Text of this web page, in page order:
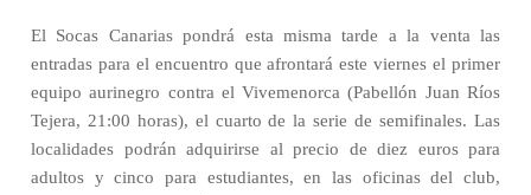
El Socas Canarias pondrá esta misma tarde a la venta las
entradas para el encuentro que afrontará este viernes el primer
equipo aurinegro contra el Vivemenorca (Pabellón Juan Ríos
Tejera, 21:00 horas), el cuarto de la serie de semifinales. Las
localidades podrán adquirirse al precio de diez euros para
adultos y cinco para estudiantes, en las oficinas del club,